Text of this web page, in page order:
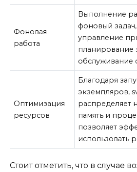
Фоновая
работа
Выполнение
фоновый задач,
управление
планирование
обслуживание
Оптимизация
ресурсов
Благодаря
экземпляров,
распределяет
память и
позволяет
использовать
Стоит отметить, что в случае